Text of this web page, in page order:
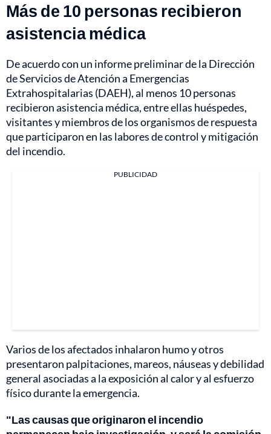
Más de 10 personas recibieron
asistencia médica
De acuerdo con un informe preliminar de la Dirección
de Servicios de Atención a Emergencias
Extrahospitalarias (DAEH), al menos 10 personas
recibieron asistencia médica, entre ellas huéspedes,
visitantes y miembros de los organismos de respuesta
que participaron en las labores de control y mitigación
del incendio.
PUBLICIDAD
Varios de los afectados inhalaron humo y otros
presentaron palpitaciones, mareos, náuseas y debilidad
general asociadas a la exposición al calor y al esfuerzo
físico durante la emergencia.
"Las causas que originaron el incendio